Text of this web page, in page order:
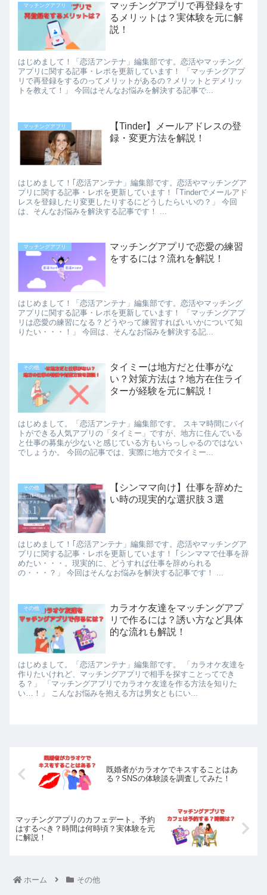
マッチングアプリ
マッチングアプリで再登録をす
るメリットは？実体験を元に解
説！
はじめまして！「恋活アンテナ」編集部です。恋活やマッチング
アプリに関する記事・レポを更新しています！ 「マッチングアプ
リで再登録をするのってメリットがあるの？メリットとデメリッ
トを教えて！」 今回はそんなお悩みを解決する記事で...
マッチングアプリ
【Tinder】メールアドレスの登
録・変更方法を解説！
はじめまして！｢恋活アンテナ」編集部です。恋活やマッチングア
プリに関する記事・レポを更新しています！ ｢Tinderでメールアド
レスを登録したり変更したりするにどうしたらいいの？」 今回
は、そんなお悩みを解決する記事です！ ...
マッチングアプリ
マッチングアプリで恋愛の練習
をするには？流れを解説！
はじめまして！「恋活アンテナ」編集部です。恋活やマッチング
アプリに関する記事・レポを更新しています！ 「マッチングアプ
リは恋愛の練習になる？どうやって練習すればいいかについて知
りたい・・・！」 今回は、そんなお悩みを解決する記...
その他
タイミーは地方だと仕事がな
い？対策方法は？地方在住ライ
ターが経験を元に解説！
はじめまして。「恋活アンテナ」編集部です。 スキマ時間にバイ
トができる人気アプリの「タイミー」ですが、地方に住んでいる
と仕事の募集が少ないと感じている方もいらっしゃるのではない
でしょうか。 今回の記事では、実際に地方でタイミー...
その他
【シンママ向け】仕事を辞めた
い時の現実的な選択肢３選
はじめまして！｢恋活アンテナ」編集部です。恋活やマッチングア
プリに関する記事・レポを更新しています！ ｢シンママで仕事を辞
めたい・・・。現実的に、どうすれば仕事を辞められる
の・・・？」 今回はそんなお悩みを解決する記事です！ ...
その他
カラオケ友達をマッチングアプ
リで作るには？誘い方など具体
的な流れも解説！
はじめまして。「恋活アンテナ」編集部です。 「カラオケ友達を
作りたいけれど、マッチングアプリで相手を探すことってでき
る？」 「マッチングアプリでカラオケ友達を作る方法を知りた
い…！」 こんなお悩みを抱える方は男女ともにい...
既婚者がカラオケでキスすることはあ
る？SNSの体験談を調査してみた！
マッチングアプリのカフェデート。予約
はするべき？時間は何時頃？実体験を元
に解説！
ホーム その他